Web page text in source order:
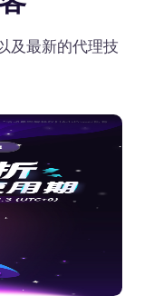
及最新的代理技